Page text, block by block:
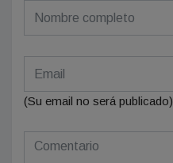
(Su email no será publicado)